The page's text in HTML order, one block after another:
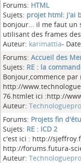
Forums: HTML
Sujets: projet html: j'ai
bonjour... il me faut un
utilisant des frames
Auteur: karimattia-
Forums: Accueil des
Sujets: RE : la
Bonjour,commence par
http://
76.htmlet ici :http://
Auteur: Technologuepro
Forums: Projets fin
Sujets: RE : ICD 2
c'est ici : http://
http://forums.futura-
Auteur: Technologuepro